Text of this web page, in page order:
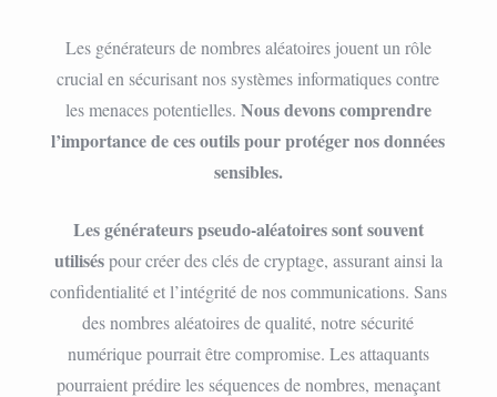
Les générateurs de nombres aléatoires jouent un rôle
crucial en sécurisant nos systèmes informatiques contre
les menaces potentielles. Nous devons comprendre
l’importance de ces outils pour protéger nos données
sensibles.
Les générateurs pseudo-aléatoires sont souvent
utiliséspour créer des clés de cryptage, assurant ainsi la
confidentialité et l’intégrité de nos communications. Sans
des nombres aléatoires de qualité, notre sécurité
numérique pourrait être compromise. Les attaquants
pourraient prédire les séquences de nombres, menaçant